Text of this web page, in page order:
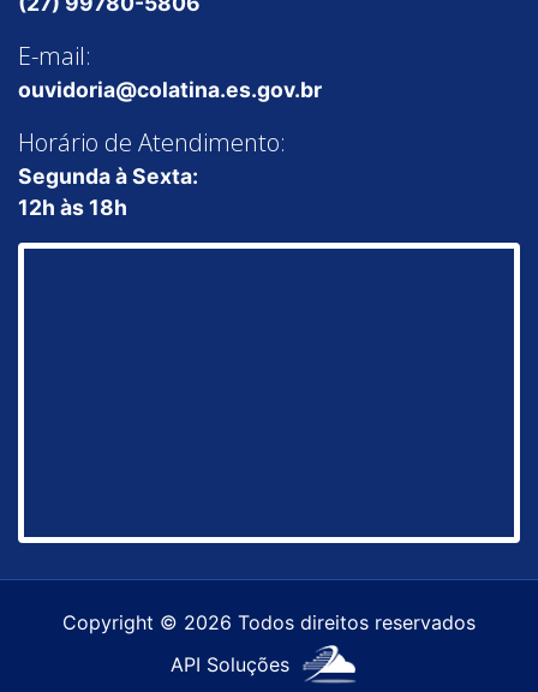
E-mail:
ouvidoria@colatina.es.gov.br
Horário de Atendimento:
Segunda à Sexta:
12h às 18h
Copyright © 2026 Todos direitos reservados
API Soluções